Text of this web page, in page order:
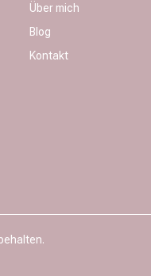
Über mich
Blog
Kontakt